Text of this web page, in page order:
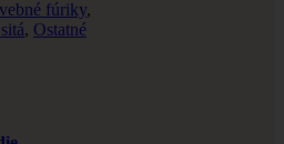
fúriky,
, Ostatné